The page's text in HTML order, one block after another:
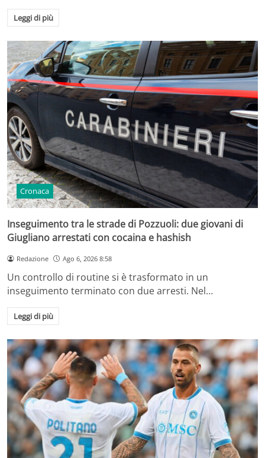
Leggi di più
Cronaca
Inseguimento tra le strade di Pozzuoli: due giovani di
Giugliano arrestati con cocaina e hashish
Redazione Ago 6, 2026 8:58
Un controllo di routine si è trasformato in un
inseguimento terminato con due arresti. Nel…
Leggi di più